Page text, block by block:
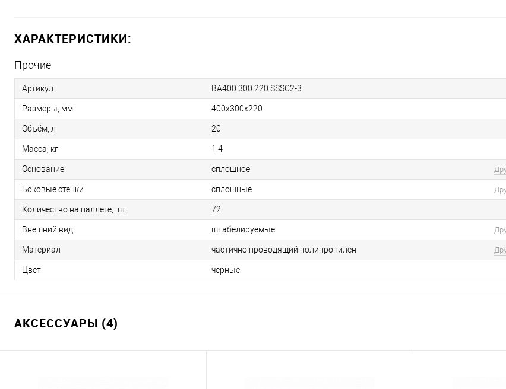
ХАРАКТЕРИСТИКИ:
Прочие
Артикул BA400.300.220.SSSC2-3
Размеры, мм 400х300х220
Объём, л 20
Масса, кг 1.4
Основание сплошное
Боковые стенки сплошные
Количество на паллете, шт. 72
Внешний вид штабелируемые
Материал частично проводящий полипропилен
Цвет черные
АКСЕССУАРЫ (4)